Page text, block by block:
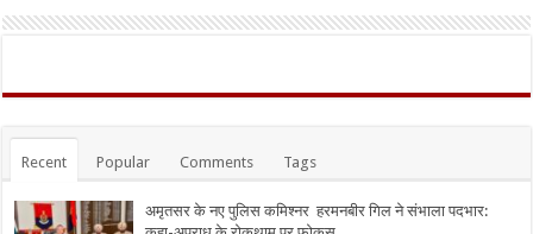
Recent Popular Comments Tags
अमृतसर के नए पुलिस कमिश्नर हरमनबीर गिल ने संभाला पदभार: